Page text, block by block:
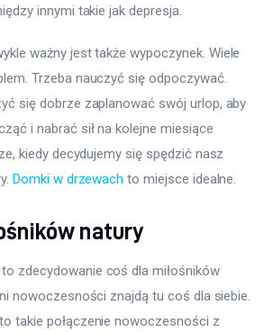
innymi takie jak depresja.
ważny jest także wypoczynek. Wiele
Trzeba nauczyć się odpoczywać.
się dobrze zaplanować swój urlop, aby
i nabrać sił na kolejne miesiące
kiedy decydujemy się spędzić nasz
Domki w drzewach to miejsce idealne.
natury
zdecydowanie coś dla miłośników
nowoczesności znajdą tu coś dla siebie.
takie połączenie nowoczesności z